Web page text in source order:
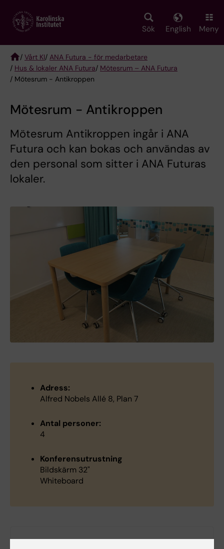
main
Sök English Meny
Breadcrumb
/ Vårt KI/ ANA Futura - för medarbetare
/ Hus & lokaler ANA Futura/ Mötesrum – ANA Futura
/ Mötesrum - Antikroppen
Mötesrum - Antikroppen
Mötesrum Antikroppen ingår i ANA
Futura och kan bokas och användas av
den personal som sitter i ANA Futuras
lokaler.
Adress:
Alfred Nobels Allé 8, Plan 7
Antal personer:
4
Konferensutrustning
Bildskärm 32"
Whiteboard
Hade du nytta av informationen på denna sida?